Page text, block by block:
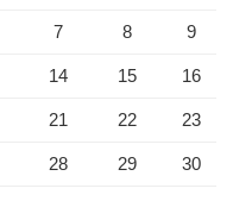
7 8 9
14 15 16
21 22 23
28 29 30